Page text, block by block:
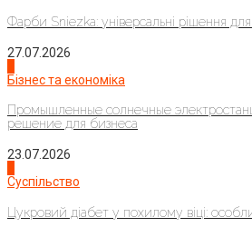
Фарби Sniezka: універсальні рішення для
27.07.2026
Бізнес та економіка
Промышленные солнечные
решение для бизнеса
23.07.2026
Суспільство
Цукровий діабет у похилому віці: